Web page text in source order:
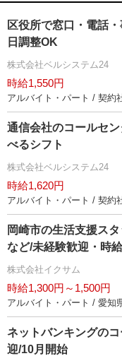
区役所で窓口・電話
日調整OK
株式会社ベルシステム24
時給1,550円
アルバイト・パート / 契約
通信会社のコールセ
べるシフト
株式会社ベルシステム24
時給1,620円
アルバイト・パート / 契約
岡崎市の生活支援ス
など/未経験歓迎・時
株式会社イクサム
時給1,300円～1,500円
アルバイト・パート / 愛知
ネットバンキングの
迎/10月開始